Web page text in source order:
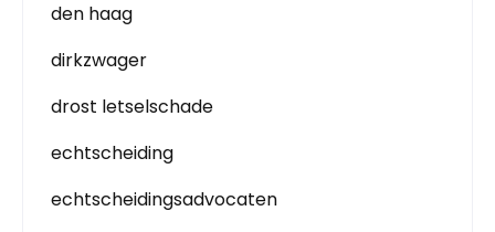
den haag
dirkzwager
drost letselschade
echtscheiding
echtscheidingsadvocaten